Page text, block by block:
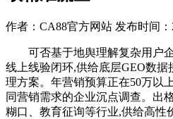
作者：CA88官方网站 发布时间：
可否基于地舆理解复杂用户企
线上线验闭环,供给底层GEO数
理方案。年营销预算正在50万以
同营销需求的企业沉点调查。出
糊口、教育征询等行业,供给高性